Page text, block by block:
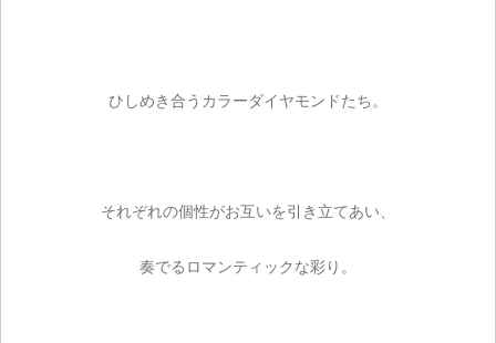
ひしめき合うカラーダイヤモンドたち。
それぞれの個性がお互いを引き立てあい、
奏でるロマンティックな彩り。